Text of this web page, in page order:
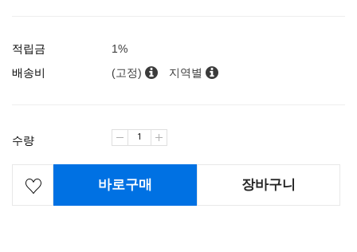
적립금
1%
배송비
(고정) 지역별
수량
바로구매 장바구니